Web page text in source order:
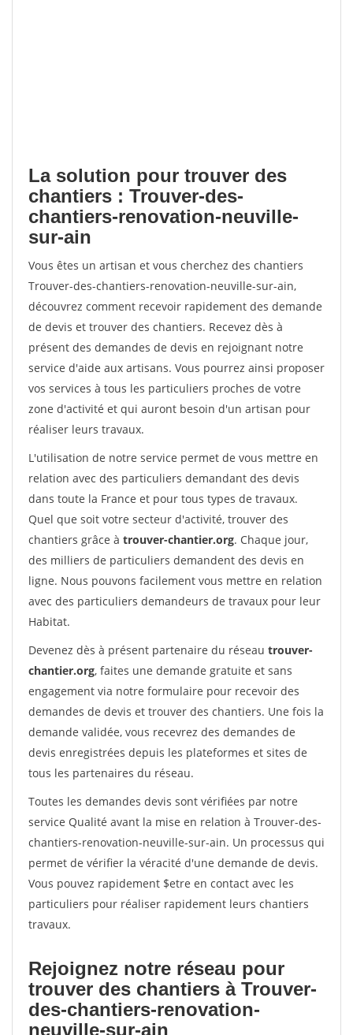
La solution pour trouver des
chantiers : Trouver-des-
chantiers-renovation-neuville-
sur-ain
Vous êtes un artisan et vous cherchez des chantiers
Trouver-des-chantiers-renovation-neuville-sur-ain,
découvrez comment recevoir rapidement des demande
de devis et trouver des chantiers. Recevez dès à
présent des demandes de devis en rejoignant notre
service d'aide aux artisans. Vous pourrez ainsi proposer
vos services à tous les particuliers proches de votre
zone d'activité et qui auront besoin d'un artisan pour
réaliser leurs travaux.
L'utilisation de notre service permet de vous mettre en
relation avec des particuliers demandant des devis
dans toute la France et pour tous types de travaux.
Quel que soit votre secteur d'activité, trouver des
chantiers grâce à trouver-chantier.org. Chaque jour,
des milliers de particuliers demandent des devis en
ligne. Nous pouvons facilement vous mettre en relation
avec des particuliers demandeurs de travaux pour leur
Habitat.
Devenez dès à présent partenaire du réseau trouver-
chantier.org, faites une demande gratuite et sans
engagement via notre formulaire pour recevoir des
demandes de devis et trouver des chantiers. Une fois la
demande validée, vous recevrez des demandes de
devis enregistrées depuis les plateformes et sites de
tous les partenaires du réseau.
Toutes les demandes devis sont vérifiées par notre
service Qualité avant la mise en relation à Trouver-des-
chantiers-renovation-neuville-sur-ain. Un processus qui
permet de vérifier la véracité d'une demande de devis.
Vous pouvez rapidement $etre en contact avec les
particuliers pour réaliser rapidement leurs chantiers
travaux.
Rejoignez notre réseau pour
trouver des chantiers à Trouver-
des-chantiers-renovation-
neuville-sur-ain